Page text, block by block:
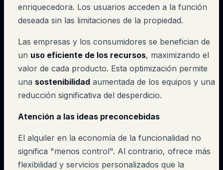
enriquecedora. Los usuarios acceden a la función
deseada sin las limitaciones de la propiedad.
Las empresas y los consumidores se benefician de
un uso eficiente de los recursos, maximizando el
valor de cada producto. Esta optimización permite
una sostenibilidad aumentada de los equipos y una
reducción significativa del desperdicio.
Atención a las ideas preconcebidas
El alquiler en la economía de la funcionalidad no
significa "menos control". Al contrario, ofrece más
flexibilidad y servicios personalizados que la